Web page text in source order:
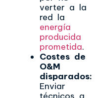
verter a la
red la
energía
producida
prometida.
Costes de
O&M
disparados:
Enviar